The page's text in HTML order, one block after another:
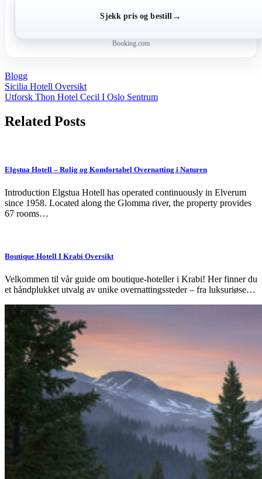
Sjekk pris og bestill →
Booking.com
Blogg
Post
navigation
Sicilia Hotell Oversikt
Utforsk Thon Hotel Cecil I Oslo Sentrum
Related Posts
Elgstua Hotell – Rolig og Komfortabel Overnatting i Naturen
Introduction Elgstua Hotell has operated continuously in Elverum
since 1958. Located along the Glomma river, the property provides
67 rooms…
Boutique Hotell I Krabi Oversikt
Velkommen til vår guide om boutique-hoteller i Krabi! Her finner du
et håndplukket utvalg av unike overnattingssteder – fra luksuriøse…